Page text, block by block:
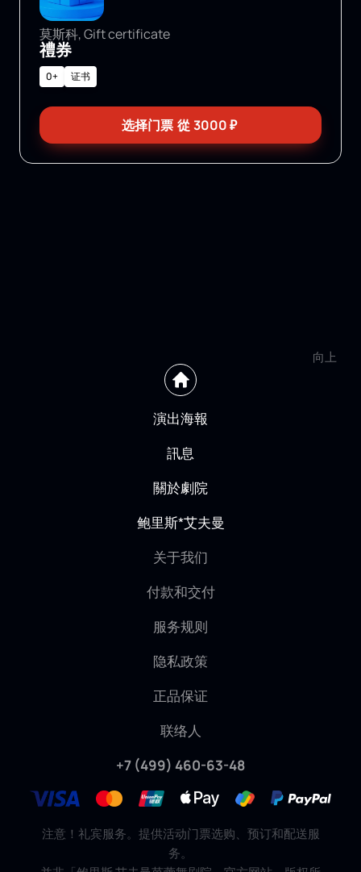
莫斯科, Gift certificate
禮券
0+ 证书
选择门票 從 3000₽
向上
演出海報
訊息
關於劇院
鲍里斯*艾夫曼
关于我们
付款和交付
服务规则
隐私政策
正品保证
联络人
+7 (499) 460-63-48
注意！礼宾服务。提供活动门票选购、预订和配送服
务。